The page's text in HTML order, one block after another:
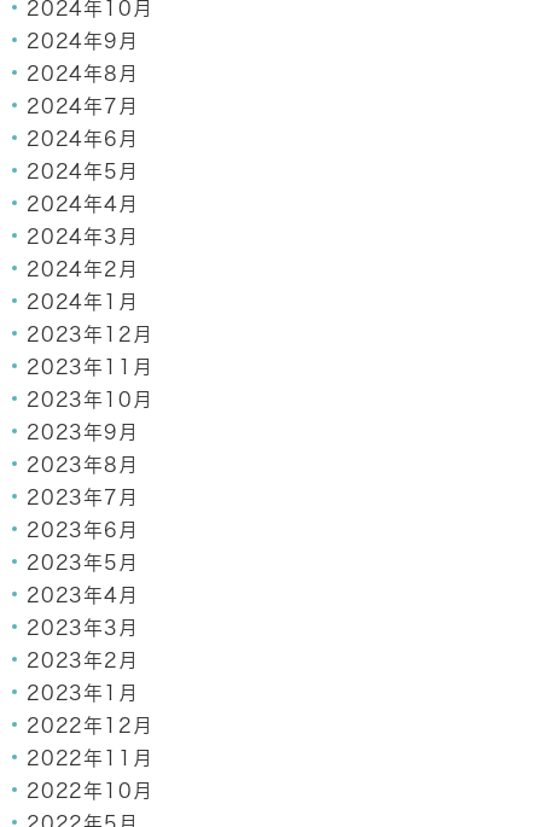
2024年10月
2024年9月
2024年8月
2024年7月
2024年6月
2024年5月
2024年4月
2024年3月
2024年2月
2024年1月
2023年12月
2023年11月
2023年10月
2023年9月
2023年8月
2023年7月
2023年6月
2023年5月
2023年4月
2023年3月
2023年2月
2023年1月
2022年12月
2022年11月
2022年10月